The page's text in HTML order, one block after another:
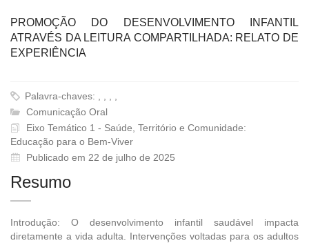
PROMOÇÃO DO DESENVOLVIMENTO INFANTIL
ATRAVÉS DA LEITURA COMPARTILHADA: RELATO DE
EXPERIÊNCIA
Palavra-chaves: , , , ,
Comunicação Oral
Eixo Temático 1 - Saúde, Território e Comunidade:
Educação para o Bem-Viver
Publicado em 22 de julho de 2025
Resumo
Introdução: O desenvolvimento infantil saudável impacta
diretamente a vida adulta. Intervenções voltadas para os adultos